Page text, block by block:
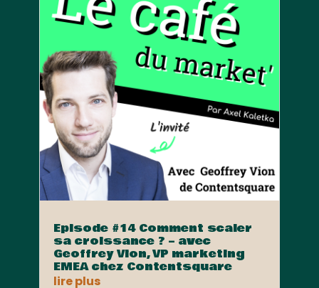
Episode #14 Comment scaler
sa croissance ? – avec
Geoffrey Vion, VP marketing
EMEA chez Contentsquare
lire plus